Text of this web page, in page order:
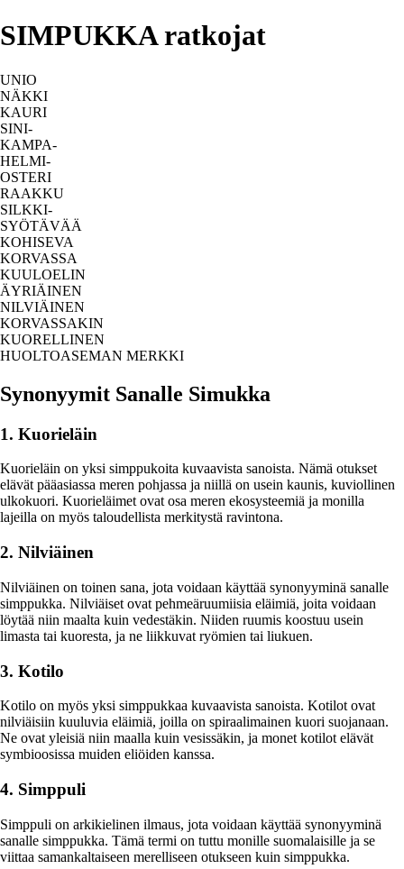
SIMPUKKA ratkojat
UNIO
NÄKKI
KAURI
SINI-
KAMPA-
HELMI-
OSTERI
RAAKKU
SILKKI-
SYÖTÄVÄÄ
KOHISEVA
KORVASSA
KUULOELIN
ÄYRIÄINEN
NILVIÄINEN
KORVASSAKIN
KUORELLINEN
HUOLTOASEMAN MERKKI
Synonyymit Sanalle Simukka
1. Kuorieläin
Kuorieläin on yksi simppukoita kuvaavista sanoista. Nämä otukset
elävät pääasiassa meren pohjassa ja niillä on usein kaunis, kuviollinen
ulkokuori. Kuorieläimet ovat osa meren ekosysteemiä ja monilla
lajeilla on myös taloudellista merkitystä ravintona.
2. Nilviäinen
Nilviäinen on toinen sana, jota voidaan käyttää synonyyminä sanalle
simppukka. Nilviäiset ovat pehmeäruumiisia eläimiä, joita voidaan
löytää niin maalta kuin vedestäkin. Niiden ruumis koostuu usein
limasta tai kuoresta, ja ne liikkuvat ryömien tai liukuen.
3. Kotilo
Kotilo on myös yksi simppukkaa kuvaavista sanoista. Kotilot ovat
nilviäisiin kuuluvia eläimiä, joilla on spiraalimainen kuori suojanaan.
Ne ovat yleisiä niin maalla kuin vesissäkin, ja monet kotilot elävät
symbioosissa muiden eliöiden kanssa.
4. Simppuli
Simppuli on arkikielinen ilmaus, jota voidaan käyttää synonyyminä
sanalle simppukka. Tämä termi on tuttu monille suomalaisille ja se
viittaa samankaltaiseen merelliseen otukseen kuin simppukka.